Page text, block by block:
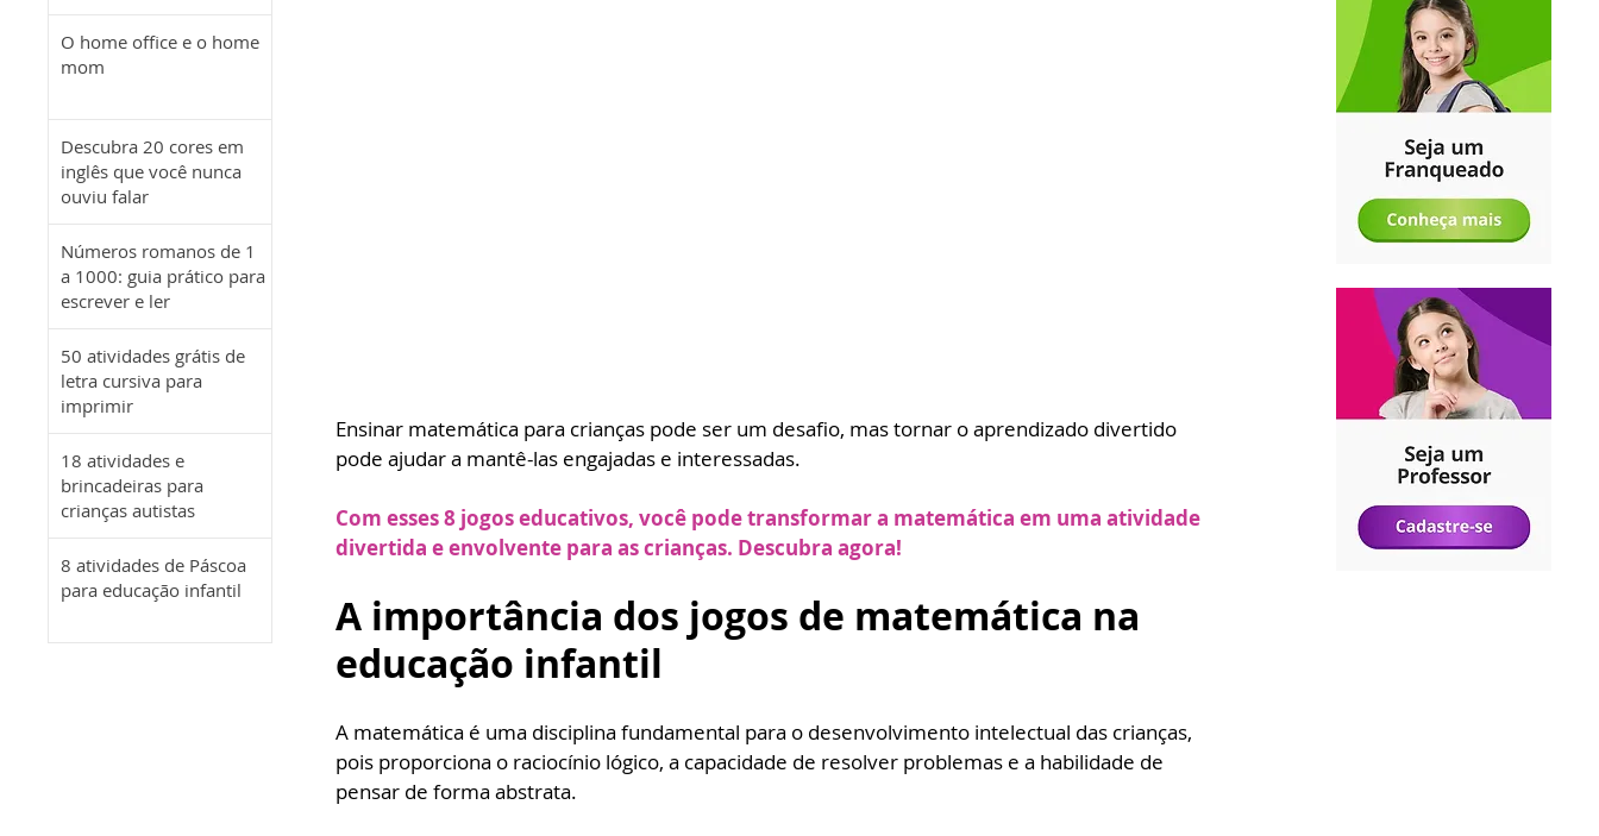
Ensinar matemática para crianças pode ser um desafio, mas tornar o aprendizado divertido
pode ajudar a mantê-las engajadas e interessadas.
Com esses 8 jogos educativos, você pode transformar a matemática em uma atividade
divertida e envolvente para as crianças. Descubra agora!
A importância dos jogos de matemática na
educação infantil
A matemática é uma disciplina fundamental para o desenvolvimento intelectual das crianças,
pois proporciona o raciocínio lógico, a capacidade de resolver problemas e a habilidade de
pensar de forma abstrata.
O home office e o home
mom
Descubra 20 cores em
inglês que você nunca
ouviu falar
Números romanos de 1
a 1000: guia prático para
escrever e ler
50 atividades grátis de
letra cursiva para
imprimir
18 atividades e
brincadeiras para
crianças autistas
8 atividades de Páscoa
para educação infantil